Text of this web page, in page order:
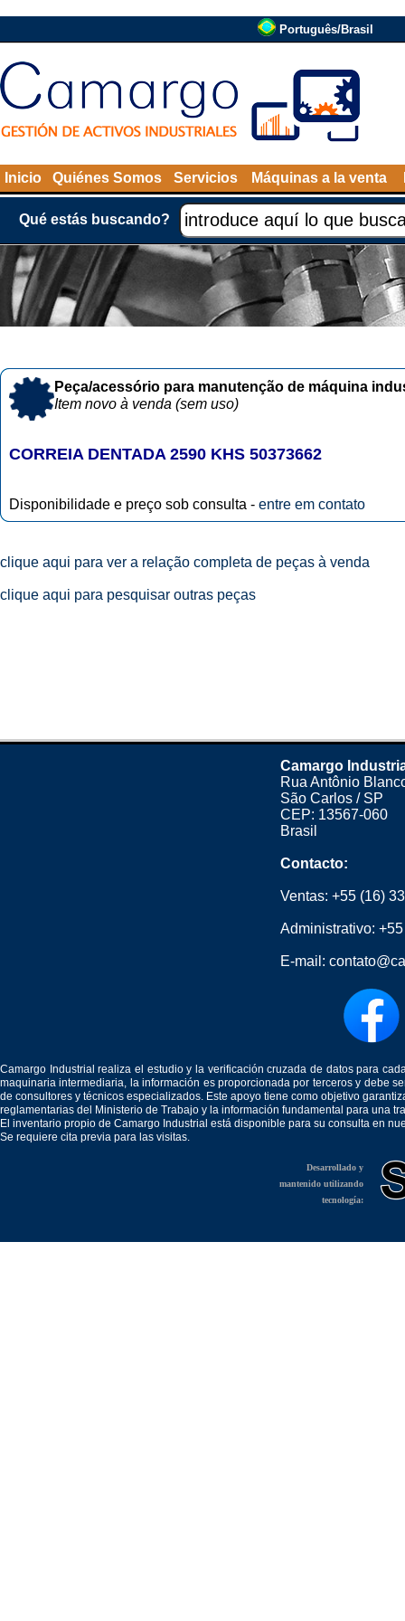
Português/Brasil
Inicio Quiénes Somos Servicios Máquinas a la venta
Qué estás buscando?
Peça/acessório para manutenção de máquina
Item novo à venda (sem uso)
CORREIA DENTADA 2590 KHS 50373662
Disponibilidade e preço sob consulta - entre em contato
clique aqui para ver a relação completa de peças à venda
clique aqui para pesquisar outras peças
Camargo
Rua Antônio
São Carlos / SP
CEP: 13567-060
Brasil
Contacto:
Ventas: +55 (16)
Administrativo:
E-mail:
Camargo Industrial realiza el estudio y la verificación cruzada de datos para
maquinaria intermediaria, la información es proporcionada por terceros y debe
de consultores y técnicos especializados. Este apoyo tiene como objetivo
reglamentarias del Ministerio de Trabajo y la información fundamental para una
El inventario propio de Camargo Industrial está disponible para su consulta en
Se requiere cita previa para las visitas.
Desarrollado y
mantenido utilizando
tecnología: